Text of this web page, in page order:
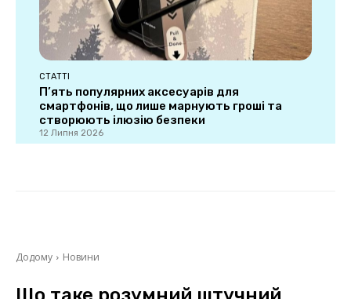
СТАТТІ
П’ять популярних аксесуарів для
смартфонів, що лише марнують гроші та
створюють ілюзію безпеки
12 Липня 2026